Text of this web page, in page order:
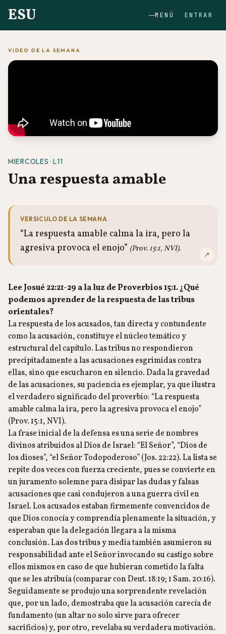
ESU MENÚ ENTRAR
VIDEO DE LA SEMANA
MIERCOLES · L11
Una respuesta amable
VERSICULO DE LA SEMANA
“La respuesta amable calma la ira, pero la
agresiva provoca el enojo” (Prov. 15:1, NVI).
↗
Lee Josué 22:21-29 a la luz de Proverbios 15:1. ¿Qué
podemos aprender de la respuesta de las tribus
orientales?
La respuesta de los acusados, tan directa y contundente
como la acusación, constituye el núcleo temático y
estructural del capítulo. Las tribus no respondieron
precipitadamente a las acusaciones esgrimidas contra
ellas, sino que escucharon en silencio. Dada la gravedad
de las acusaciones, su paciencia es ejemplar, ya que ilustra
el verdadero significado del proverbio: “La respuesta
amable calma la ira, pero la agresiva provoca el enojo”
(Prov. 15:1, NVI).
La frase inicial de la defensa es una serie de nombres
divinos atribuidos al Dios de Israel: “El Señor”, “Dios de
los dioses”, “el Señor Todopoderoso” (Jos. 22:22). La lista se
repite dos veces con fuerza creciente, pues se convierte en
un juramento solemne para disipar las dudas y falsas
acusaciones que casi condujeron a una guerra civil en
Israel. Los acusados estaban firmemente convencidos de
que Dios conocía y comprendía plenamente la situación, y
esperaban que la delegación llegara a la misma
conclusión. Las dos tribus y media también asumieron su
responsabilidad ante el Señor invocando su castigo sobre
ellos mismos en caso de que hubieran cometido la falta
que se les atribuía (comparar con Deut. 18:19; 1 Sam. 20:16).
Seguidamente se produjo una sorprendente revelación
que, por un lado, demostraba que la acusación carecía de
fundamento (un altar no solo sirve para ofrecer
sacrificios) y, por otro, revelaba su verdadera motivación.